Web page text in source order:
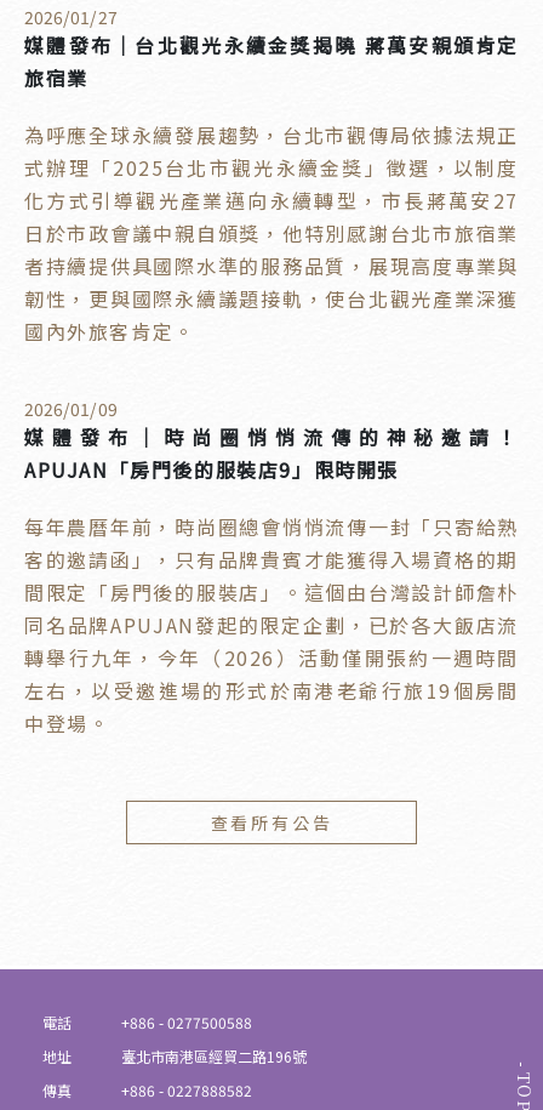
2026/01/27
媒體發布｜台北觀光永續金獎揭曉 蔣萬安親頒肯定
旅宿業
為呼應全球永續發展趨勢，台北市觀傳局依據法規正
式辦理「2025台北市觀光永續金獎」徵選，以制度
化方式引導觀光產業邁向永續轉型，市長蔣萬安27
日於市政會議中親自頒獎，他特別感謝台北市旅宿業
者持續提供具國際水準的服務品質，展現高度專業與
韌性，更與國際永續議題接軌，使台北觀光產業深獲
國內外旅客肯定。
2026/01/09
媒體發布｜時尚圈悄悄流傳的神秘邀請！
APUJAN「房門後的服裝店9」限時開張
每年農曆年前，時尚圈總會悄悄流傳一封「只寄給熟
客的邀請函」，只有品牌貴賓才能獲得入場資格的期
間限定「房門後的服裝店」。這個由台灣設計師詹朴
同名品牌APUJAN發起的限定企劃，已於各大飯店流
轉舉行九年，今年（2026）活動僅開張約一週時間
左右，以受邀進場的形式於南港老爺行旅19個房間
中登場。
查看所有公告
TOP
電話
+886 - 0277500588
地址
臺北市南港區經貿二路196號
傳真
+886 - 0227888582